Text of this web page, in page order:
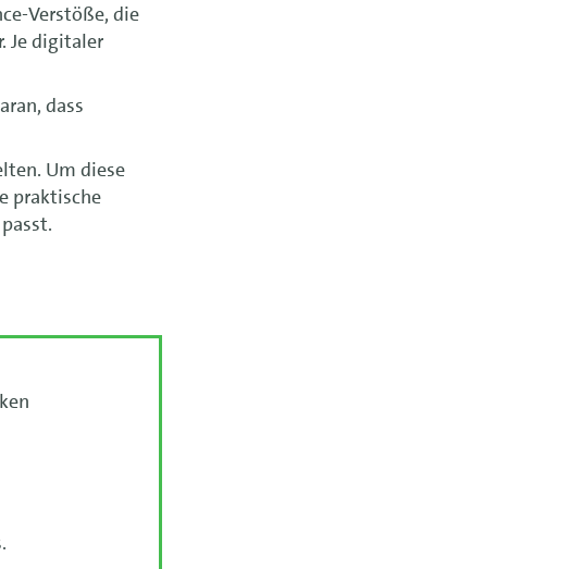
Verstöße, die
Je digitaler
dass
Um diese
praktische